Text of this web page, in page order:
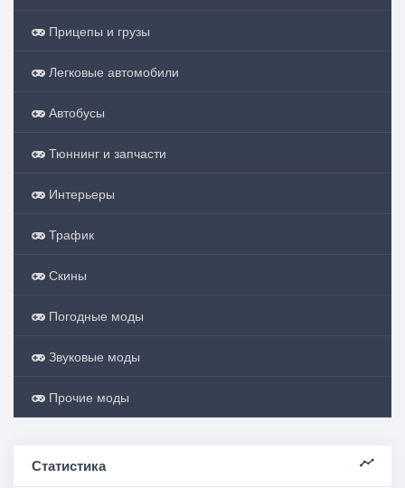
Прицепы и грузы
Легковые автомобили
Автобусы
Тюннинг и запчасти
Интерьеры
Трафик
Скины
Погодные моды
Звуковые моды
Прочие моды
Статистика